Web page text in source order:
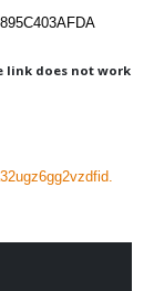
link does not work